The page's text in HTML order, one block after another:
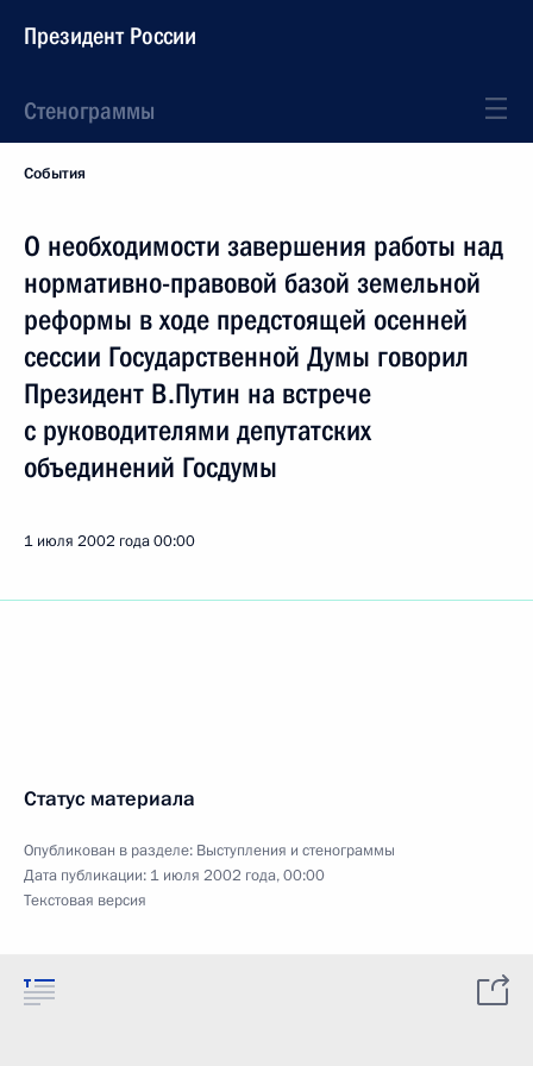
Президент России
Стенограммы
События
О необходимости завершения работы над
нормативно-правовой базой земельной
реформы в ходе предстоящей осенней
сессии Государственной Думы говорил
Президент В.Путин на встрече
с руководителями депутатских
объединений Госдумы
1 июля 2002 года00:00
Статус материала
Опубликован в разделе: Выступления и стенограммы
Дата публикации: 1 июля 2002 года, 00:00
Текстовая версия